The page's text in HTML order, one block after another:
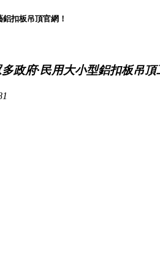
扣板吊頂官網！
多政府·民用大小型鋁扣板吊